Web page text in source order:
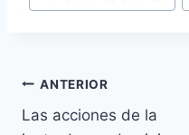
Navegación
de
ANTERIOR
Las acciones de la